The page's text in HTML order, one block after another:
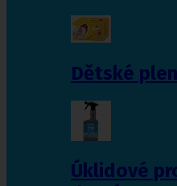
Dětské
Úklidové